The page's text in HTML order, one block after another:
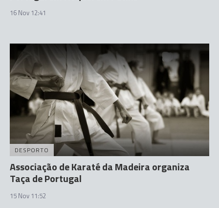
16 Nov 12:41
DESPORTO
Associação de Karaté da Madeira organiza
Taça de Portugal
15 Nov 11:52